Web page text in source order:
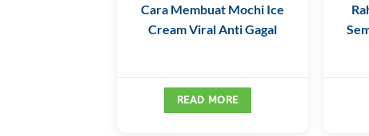
Cara Membuat Mochi Ice
Cream Viral Anti Gagal
READ MORE